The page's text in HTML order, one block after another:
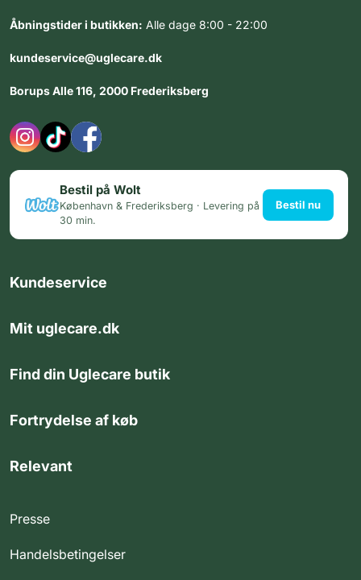
Åbningstider i butikken: Alle dage 8:00 - 22:00
kundeservice@uglecare.dk
Borups Alle 116, 2000 Frederiksberg
Bestil på Wolt
København & Frederiksberg · Levering på
30 min.
Bestil nu
Kundeservice
Mit uglecare.dk
Find din Uglecare butik
Fortrydelse af køb
Relevant
Presse
Handelsbetingelser